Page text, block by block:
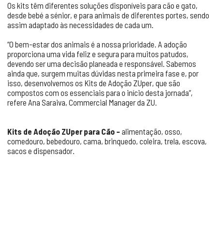
Os kits têm diferentes soluções disponíveis para cão e gato,
desde bebé a sénior, e para animais de diferentes portes, sendo
assim adaptado às necessidades de cada um.
“O bem-estar dos animais é a nossa prioridade. A adoção
proporciona uma vida feliz e segura para muitos patudos,
devendo ser uma decisão planeada e responsável. Sabemos
ainda que, surgem muitas dúvidas nesta primeira fase e, por
isso, desenvolvemos os Kits de Adoção ZUper, que são
compostos com os essenciais para o início desta jornada”,
refere Ana Saraiva, Commercial Manager da ZU.
Kits de Adoção ZUper para Cão – alimentação, osso,
comedouro, bebedouro, cama, brinquedo, coleira, trela, escova,
sacos e dispensador.